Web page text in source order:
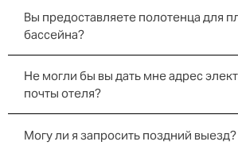
Вы предоставляете полотенца для
бассейна?
Не могли бы вы дать мне адрес
почты отеля?
Могу ли я запросить поздний выезд?